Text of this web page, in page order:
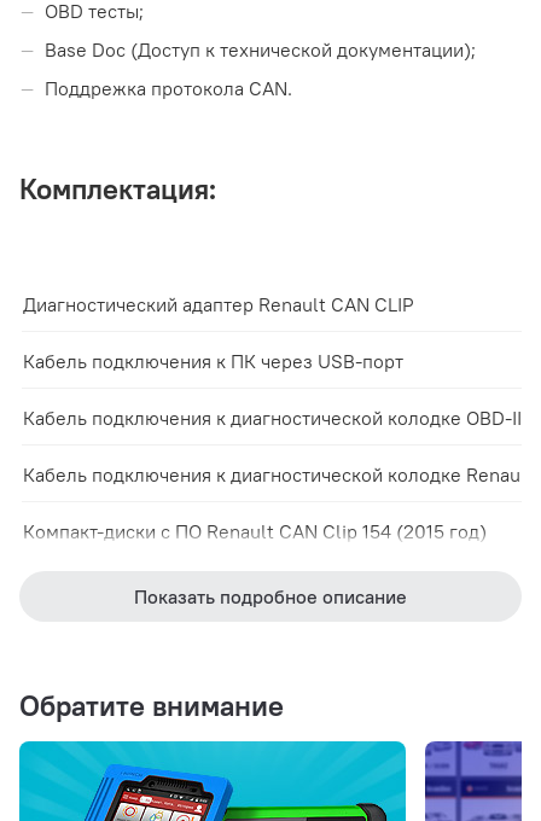
OBD тесты;
Base Doc (Доступ к технической документации);
Поддрежка протокола CAN.
Комплектация:
Диагностический адаптер Renault CAN CLIP
Кабель подключения к ПК через USB-порт
Кабель подключения к диагностической колодке OBD-II
Кабель подключения к диагностической колодке Renault
Компакт-диски с ПО Renault CAN Clip 154 (2015 год)
Показать подробное описание
Обратите внимание